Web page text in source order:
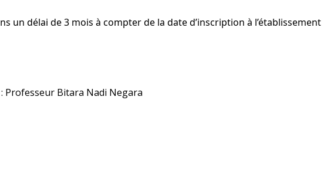
un délai de 3 mois à compter de la date d’inscription à l’établissement
Professeur Bitara Nadi Negara